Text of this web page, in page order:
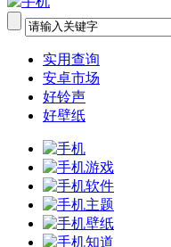
实用查询
安卓市场
好铃声
好壁纸